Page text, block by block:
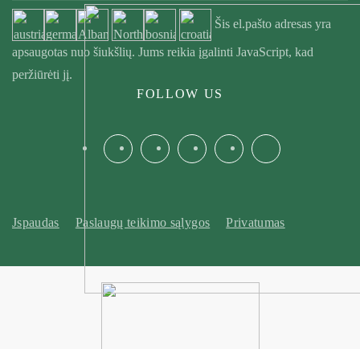
Šis el.pašto adresas yra
apsaugotas nuo šiukšlių. Jums reikia įgalinti JavaScript, kad
peržiūrėti jį.
FOLLOW US
Jspaudas Paslaugų teikimo sąlygos Privatumas